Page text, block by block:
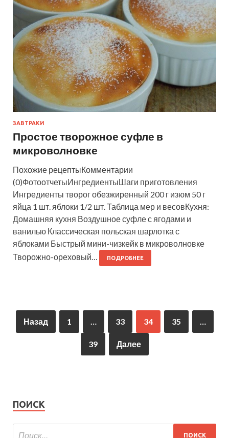
ЗАВТРАКИ
Простое творожное суфле в
микроволновке
Похожие рецептыКомментарии
(0)ФотоотчетыИнгредиентыШаги приготовления
Ингредиенты творог обезжиренный 200 г изюм 50 г
яйца 1 шт. яблоки 1/2 шт. Таблица мер и весовКухня:
Домашняя кухня Воздушное суфле с ягодами и
ванилью Классическая польская шарлотка с
яблоками Быстрый мини-чизкейк в микроволновке
Творожно-ореховый…
ПОДРОБНЕЕ
Назад 1 … 33 34 35 …
39 Далее
ПОИСК